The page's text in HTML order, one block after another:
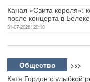
Канал «Свита короля»:
после концерта в Белеке
31-07-2026, 20:18
Общество >>>
Катя Гордон с улыбкой